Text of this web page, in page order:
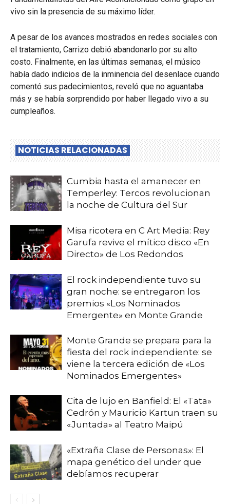
vivo sin la presencia de su máximo líder.
A pesar de los avances mostrados en redes sociales con
el tratamiento, Carrizo debió abandonarlo por su alto
costo. Finalmente, en las últimas semanas, el músico
había dado indicios de la inminencia del desenlace cuando
comentó sus padecimientos, reveló que no aguantaba
más y se había sorprendido por haber llegado vivo a su
cumpleaños.
NOTICIAS RELACIONADAS
Cumbia hasta el amanecer en
Temperley: Tercos revolucionan
la noche de Cultura del Sur
Misa ricotera en C Art Media: Rey
Garufa revive el mítico disco «En
Directo» de Los Redondos
El rock independiente tuvo su
gran noche: se entregaron los
premios «Los Nominados
Emergente» en Monte Grande
Monte Grande se prepara para la
fiesta del rock independiente: se
viene la tercera edición de «Los
Nominados Emergentes»
Cita de lujo en Banfield: El «Tata»
Cedrón y Mauricio Kartun traen su
«Juntada» al Teatro Maipú
«Extraña Clase de Personas»: El
mapa genético del under que
debíamos recuperar